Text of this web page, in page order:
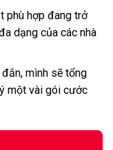
phù hợp đang trở
dạng của các nhà
mình sẽ tổng
một vài gói cước